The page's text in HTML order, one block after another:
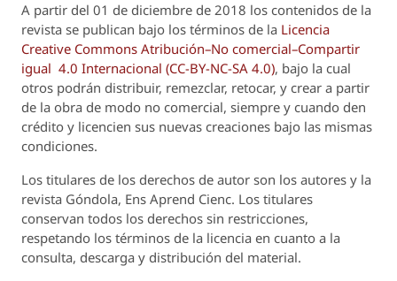
A partir del 01 de diciembre de 2018 los contenidos de la
revista se publican bajo los términos de la Licencia
Creative Commons Atribución–No comercial–Compartir
igual 4.0 Internacional (CC-BY-NC-SA 4.0), bajo la cual
otros podrán distribuir, remezclar, retocar, y crear a partir
de la obra de modo no comercial, siempre y cuando den
crédito y licencien sus nuevas creaciones bajo las mismas
condiciones.
Los titulares de los derechos de autor son los autores y la
revista Góndola, Ens Aprend Cienc. Los titulares
conservan todos los derechos sin restricciones,
respetando los términos de la licencia en cuanto a la
consulta, descarga y distribución del material.